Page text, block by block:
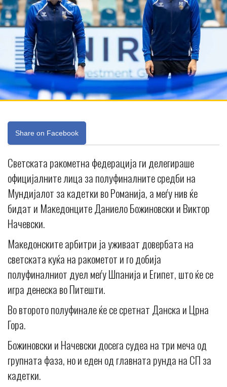
Share on Facebook
Светската ракометна федерација ги делегираше
официјалните лица за полуфиналните средби на
Мундијалот за кадетки во Романија, а меѓу нив ќе
бидат и Македонците Даниело Божиновски и Виктор
Начевски.
Македонските арбитри ја уживаат довербата на
светската куќа на ракометот и го добија
полуфиналниот дуел меѓу Шпанија и Египет, што ќе се
игра денеска во Питешти.
Во второто полуфинале ќе се сретнат Данска и Црна
Гора.
Божиновски и Начевски досега судеа на три меча од
групната фаза, но и еден од главната рунда на СП за
кадетки.